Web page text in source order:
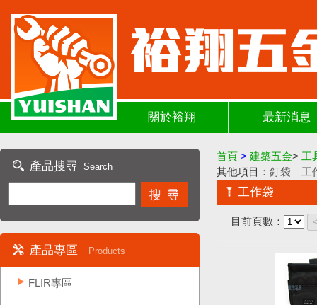
關於裕翔 最新消息
產品搜尋 Search
產品專區 Products
FLIR專區
首頁 > 建築五金> 工
其他項目： 釘袋 工
工作袋
目前頁數：